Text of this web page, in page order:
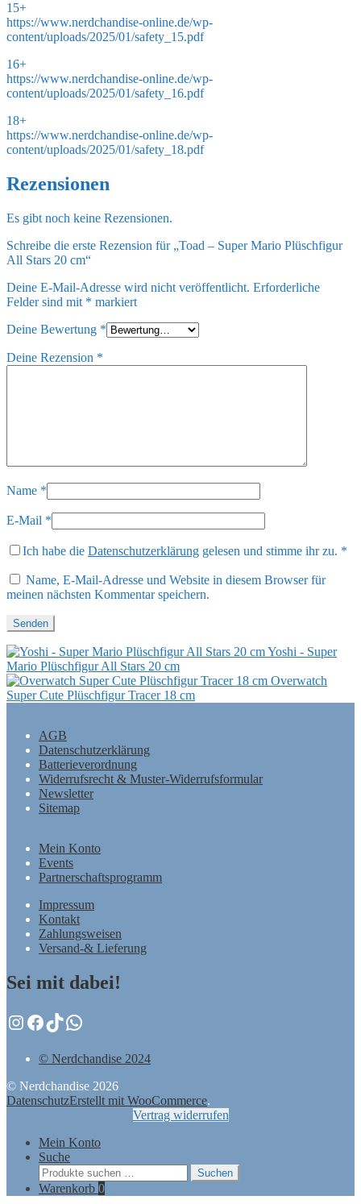
15+
https://www.nerdchandise-online.de/wp-
content/uploads/2025/01/safety_15.pdf
16+
https://www.nerdchandise-online.de/wp-
content/uploads/2025/01/safety_16.pdf
18+
https://www.nerdchandise-online.de/wp-
content/uploads/2025/01/safety_18.pdf
Rezensionen
Es gibt noch keine Rezensionen.
Schreibe die erste Rezension für „Toad – Super Mario Plüschfigur
All Stars 20 cm“
Deine E-Mail-Adresse wird nicht veröffentlicht. Erforderliche
Felder sind mit * markiert
Deine Bewertung *
Deine Rezension *
Name *
E-Mail *
Ich habe die Datenschutzerklärung gelesen und stimme ihr zu. *
Name, E-Mail-Adresse und Website in diesem Browser für
meinen nächsten Kommentar speichern.
Yoshi - Super
Mario Plüschfigur All Stars 20 cm
Overwatch
Super Cute Plüschfigur Tracer 18 cm
AGB
Datenschutzerklärung
Batterieverordnung
Widerrufsrecht & Muster-Widerrufsformular
Newsletter
Sitemap
Mein Konto
Events
Partnerschaftsprogramm
Impressum
Kontakt
Zahlungsweisen
Versand-& Lieferung
Sei mit dabei!
Instagram
Facebook
TikTok
WhatsApp
© Nerdchandise 2024
© Nerdchandise 2026
DatenschutzErstellt mit WooCommerce.
Vertrag widerrufen
Mein Konto
Suche
Suchen
nach:
Suchen
Warenkorb 0